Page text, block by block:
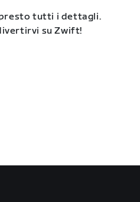
tutti i dettagli.
su Zwift!